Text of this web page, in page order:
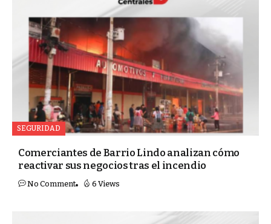
SEGURIDAD
Comerciantes de Barrio Lindo analizan cómo
reactivar sus negocios tras el incendio
No Comment 6 Views